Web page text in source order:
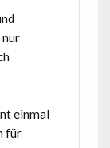
einmal
für